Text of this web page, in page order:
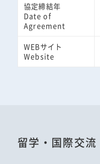
協定締結年
Date of
Agreement
WEBサイト
Website
留学・国際交流